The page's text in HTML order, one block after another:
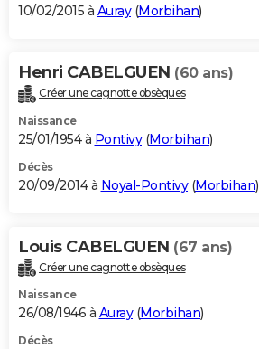
10/02/2015 à Auray(Morbihan)
Henri CABELGUEN (60 ans)
Créer une cagnotte obsèques
Naissance
25/01/1954 à Pontivy(Morbihan)
Décès
20/09/2014 à Noyal-Pontivy(Morbihan)
Louis CABELGUEN (67 ans)
Créer une cagnotte obsèques
Naissance
26/08/1946 à Auray(Morbihan)
Décès